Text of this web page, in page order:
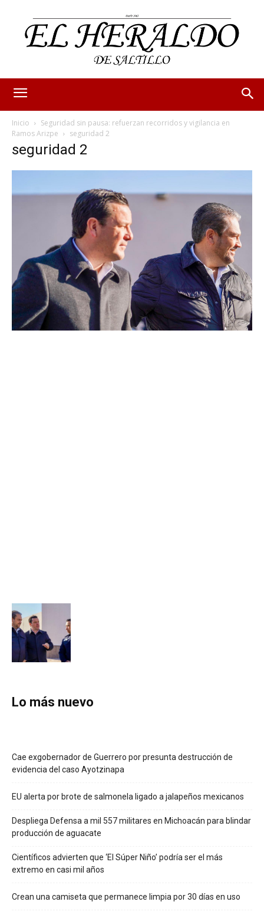
Inicio
Seguridad sin pausa: refuerzan recorridos y vigilancia en
Ramos Arizpe
seguridad 2
seguridad 2
Lo más nuevo
Cae exgobernador de Guerrero por presunta destrucción de
evidencia del caso Ayotzinapa
EU alerta por brote de salmonela ligado a jalapeños mexicanos
Despliega Defensa a mil 557 militares en Michoacán para blindar
producción de aguacate
Científicos advierten que ‘El Súper Niño’ podría ser el más
extremo en casi mil años
Crean una camiseta que permanece limpia por 30 días en uso